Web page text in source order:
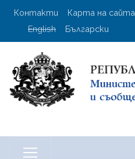
User account menu
Контакти Карта на сайта
English
Български